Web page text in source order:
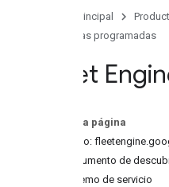
Página principal
Tareas programadas
Fleet
En esta página
Servicio:
Documento de
Extremo de servicio